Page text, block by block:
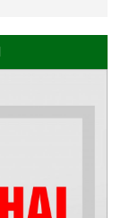
trình học
Nam năm
đánh giá hồ
các thí sinh